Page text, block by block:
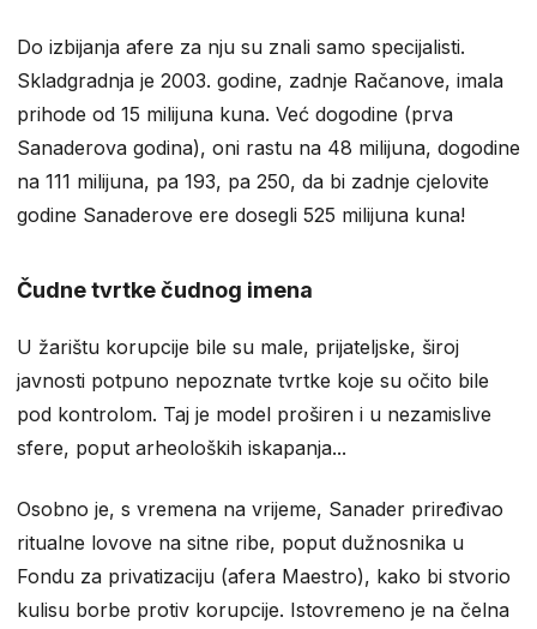
Do izbijanja afere za nju su znali samo specijalisti.
Skladgradnja je 2003. godine, zadnje Račanove, imala
prihode od 15 milijuna kuna. Već dogodine (prva
Sanaderova godina), oni rastu na 48 milijuna, dogodine
na 111 milijuna, pa 193, pa 250, da bi zadnje cjelovite
godine Sanaderove ere dosegli 525 milijuna kuna!
Čudne tvrtke čudnog imena
U žarištu korupcije bile su male, prijateljske, široj
javnosti potpuno nepoznate tvrtke koje su očito bile
pod kontrolom. Taj je model proširen i u nezamislive
sfere, poput arheoloških iskapanja...
Osobno je, s vremena na vrijeme, Sanader priređivao
ritualne lovove na sitne ribe, poput dužnosnika u
Fondu za privatizaciju (afera Maestro), kako bi stvorio
kulisu borbe protiv korupcije. Istovremeno je na čelna